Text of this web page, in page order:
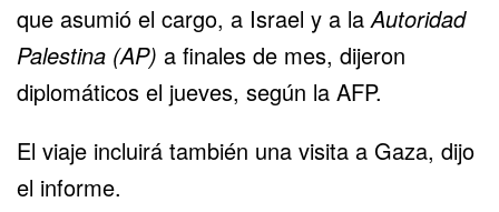
que asumió el cargo, a Israel y a la Autoridad
Palestina (AP) a finales de mes, dijeron
diplomáticos el jueves, según la AFP.
El viaje incluirá también una visita a Gaza, dijo
el informe.